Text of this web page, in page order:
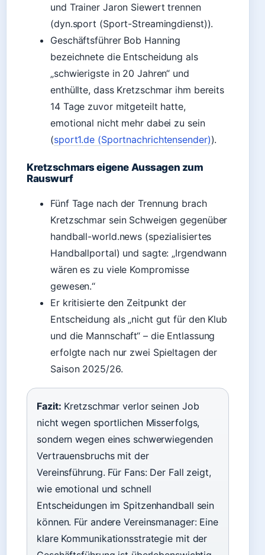
und Trainer Jaron Siewert trennen
(dyn.sport (Sport-Streamingdienst)).
Geschäftsführer Bob Hanning
bezeichnete die Entscheidung als
„schwierigste in 20 Jahren“ und
enthüllte, dass Kretzschmar ihm bereits
14 Tage zuvor mitgeteilt hatte,
emotional nicht mehr dabei zu sein
(sport1.de (Sportnachrichtensender)).
Kretzschmars eigene Aussagen zum
Rauswurf
Fünf Tage nach der Trennung brach
Kretzschmar sein Schweigen gegenüber
handball-world.news (spezialisiertes
Handballportal) und sagte: „Irgendwann
wären es zu viele Kompromisse
gewesen.“
Er kritisierte den Zeitpunkt der
Entscheidung als „nicht gut für den Klub
und die Mannschaft“ – die Entlassung
erfolgte nach nur zwei Spieltagen der
Saison 2025/26.
Fazit: Kretzschmar verlor seinen Job
nicht wegen sportlichen Misserfolgs,
sondern wegen eines schwerwiegenden
Vertrauensbruchs mit der
Vereinsführung. Für Fans: Der Fall zeigt,
wie emotional und schnell
Entscheidungen im Spitzenhandball sein
können. Für andere Vereinsmanager: Eine
klare Kommunikationsstrategie mit der